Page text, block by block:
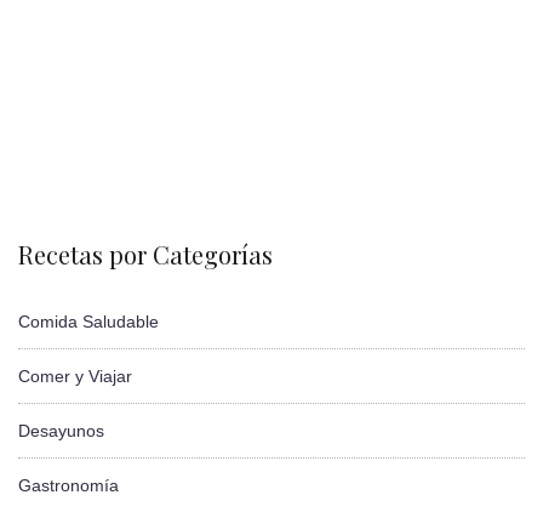
Recetas por Categorías
Comida Saludable
Comer y Viajar
Desayunos
Gastronomía